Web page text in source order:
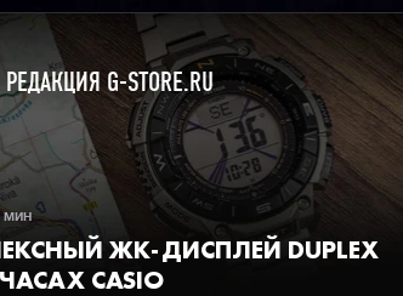
РЕДАКЦИЯ G-STORE.RU
МИН
ЖК-ДИСПЛЕЙ DUPLEX
ЧАСАХ CASIO